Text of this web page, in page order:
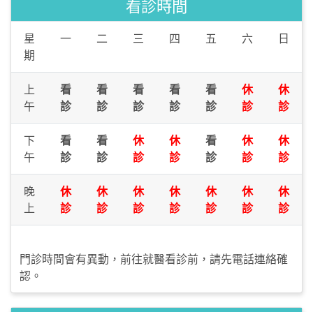
看診時間
星
期
一 二 三 四 五 六 日
上
午
看
診
看
診
看
診
看
診
看
診
休
診
休
診
下
午
看
診
看
診
休
診
休
診
看
診
休
診
休
診
晚
上
休
診
休
診
休
診
休
診
休
診
休
診
休
診
門診時間會有異動，前往就醫看診前，請先電話連絡確
認。